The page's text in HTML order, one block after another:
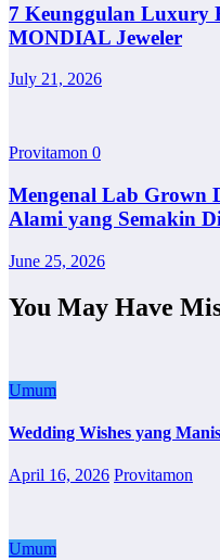
7 Keunggulan Luxury
MONDIAL Jeweler
July 21, 2026
Provitamon 0
Mengenal Lab Grown
Alami yang Semakin
June 25, 2026
You May Have
Umum
Wedding Wishes yang
April 16, 2026 Provitamon
Umum